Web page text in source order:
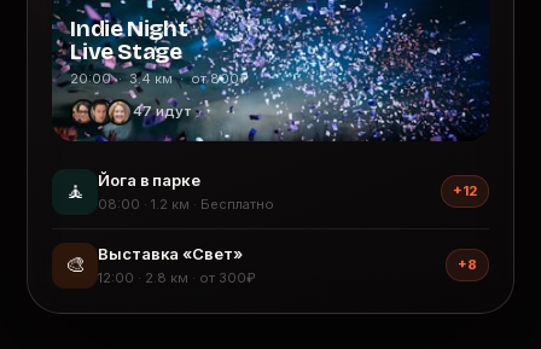
Indie Night
Live Stage
20:00 · 3.4 км · от 800₽
47 идут
🧘 Йога в парке
08:00 · 1.2 км · Бесплатно
+12
🎨 Выставка «Свет»
12:00 · 2.8 км · от 300₽
+8